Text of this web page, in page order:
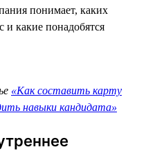
понимает, каких
и какие понадобятся
«Как составить карту
навыки кандидата»